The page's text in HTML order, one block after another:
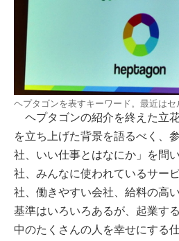
ヘプタゴンを表すキーワード。最近はセ
ヘプタゴンの紹介を終えた立
を立ち上げた背景を語るべく、
社、いい仕事とはなにか」を問
社、みんなに使われているサー
社、働きやすい会社、給料の高
基準はいろいろあるが、起業す
中のたくさんの人を幸せにする